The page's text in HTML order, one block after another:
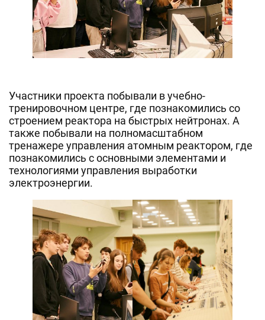
Участники проекта побывали в учебно-
тренировочном центре, где познакомились со
строением реактора на быстрых нейтронах. А
также побывали на полномасштабном
тренажере управления атомным реактором, где
познакомились с основными элементами и
технологиями управления выработки
электроэнергии.